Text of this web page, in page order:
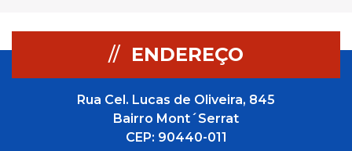
// ENDEREÇO
Rua Cel. Lucas de Oliveira, 845
Bairro Mont´Serrat
CEP: 90440-011